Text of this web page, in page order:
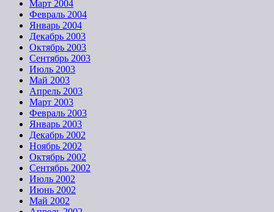
Март 2004
Февраль 2004
Январь 2004
Декабрь 2003
Октябрь 2003
Сентябрь 2003
Июль 2003
Май 2003
Апрель 2003
Март 2003
Февраль 2003
Январь 2003
Декабрь 2002
Ноябрь 2002
Октябрь 2002
Сентябрь 2002
Июль 2002
Июнь 2002
Май 2002